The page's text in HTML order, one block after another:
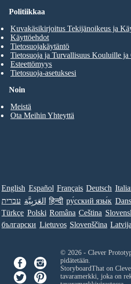
Noin
Meistä
Ota Meihin Yhteyttä
Politiikkaa
Kuvakäsikirjoitus Tekijänoikeus ja
Käyttöehdot
Tietosuojakäytäntö
Tietosuoja ja Turvallisuus Kouluille
Esteettömyys
Tietosuoja-asetuksesi
English Español Français Deutsch
עברית العَرَبِيَّة हिन्दी ру́сский язы́к
Türkçe Polski Româna Ceština
български Lietuvos Slovenščina
© 2026 - Clever
pidätetään.
StoryboardThat on
tavaramerkki, joka on